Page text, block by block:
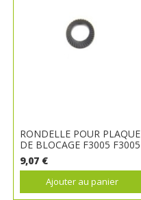
RONDELLE POUR PLAQUE
DE BLOCAGE F3005 F3005
9,07 €
Ajouter au panier